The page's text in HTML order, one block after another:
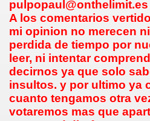
pulpopaul@onthelimit.es
A los comentarios
mi opinion no merecen
perdida de tiempo por
leer, ni intentar
decirnos ya que solo
insultos. y por ultimo ya
cuanto tengamos otra
votaremos mas que